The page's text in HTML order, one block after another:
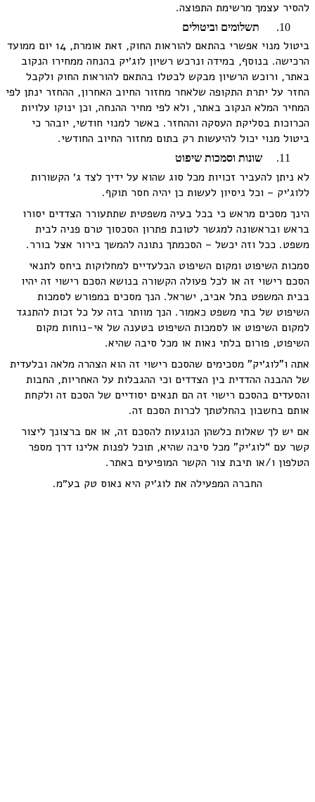
להסיר עצמך מרשימת התפוצה.
תשלומים וביטולים
ביטול מנוי אפשרי בהתאם להוראות החוק, זאת אומרת, 14 יום ממועד
הרכישה. בנוסף, במידה ונרכש רשיון לוג׳יק בהנחה ממחירו הנקוב
באתר, ורוכש הרשיון מבקש לבטלו בהתאם להוראות החוק ולקבל
החזר על יתרת התקופה שלאחר מחזור החיוב האחרון, ההחזר ינתן לפי
המחיר המלא הנקוב באתר, ולא לפי מחיר ההנחה, וכן ינוקו עלויות
הכרוכות בסליקת העסקה וההחזר. באשר למנוי חודשי, יובהר כי
ביטול מנוי יכול להיעשות רק בתום מחזור החיוב החודשי.
שונות וסמכות שיפוט
לא ניתן להעביר זכויות מכל סוג שהוא על ידיך לצד ג׳ הקשורות
ללוג׳יק – וכל ניסיון לעשות כן יהיה חסר תוקף.
הינך מסכים מראש כי בכל בעיה משפטית שתתעורר הצדדים יסורו
בראש ובראשונה למגשר לטובת פתרון הסכסוך טרם פניה לבית
משפט. ככל וזה יכשל – הסכמתך נתונה להמשך בירור אצל בורר.
סמכות השיפוט ומקום השיפוט הבלעדיים למחלוקות ביחס לתנאי
הסכם רישוי זה או לכל פעולה הקשורה בנושא הסכם רישוי זה יהיו
בבית המשפט בתל אביב, ישראל. הנך מסכים במפורש לסמכות
השיפוט של בתי משפט כאמור. הנך מוותר בזה על כל זכות להתנגד
למקום השיפוט או לסמכות השיפוט בטענה של אי-נוחות מקום
השיפוט, פורום בלתי נאות או מכל סיבה שהיא.
אתה ו”לוג׳יק” מסכימים שהסכם רישוי זה הוא הצהרה מלאה ובלעדית
של ההבנה ההדדית בין הצדדים וכי ההגבלות על האחריות, החבות
והסעדים בהסכם רישוי זה הם תנאים יסודיים של הסכם זה ולקחת
אותם בחשבון בהחלטתך לכרות הסכם זה.
אם יש לך שאלות כלשהן הנוגעות להסכם זה, או אם ברצונך ליצור
קשר עם “לוג׳יק” מכל סיבה שהיא, תוכל לפנות אלינו דרך מספר
הטלפון ו/או תיבת צור הקשר המופיעים באתר.
החברה המפעילה את לוג׳יק היא נאוס טק בע״מ.